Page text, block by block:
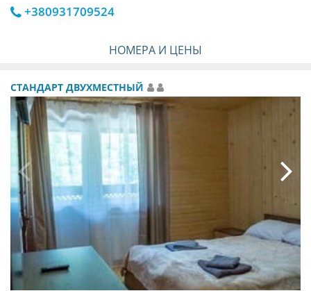
+380931709524
НОМЕРА И ЦЕНЫ
СТАНДАРТ ДВУХМЕСТНЫЙ